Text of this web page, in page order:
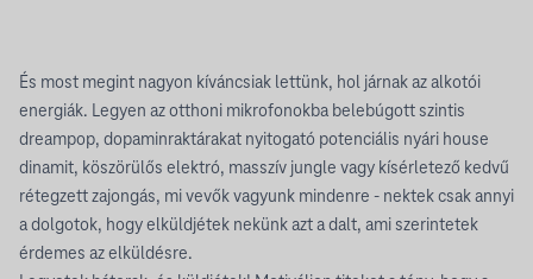
És most megint nagyon kíváncsiak lettünk, hol járnak az alkotói
energiák. Legyen az otthoni mikrofonokba belebúgott szintis
dreampop, dopaminraktárakat nyitogató potenciális nyári house
dinamit, köszörülős elektró, masszív jungle vagy kísérletező kedvű
rétegzett zajongás, mi vevők vagyunk mindenre - nektek csak annyi
a dolgotok, hogy elküldjétek nekünk azt a dalt, ami szerintetek
érdemes az elküldésre.